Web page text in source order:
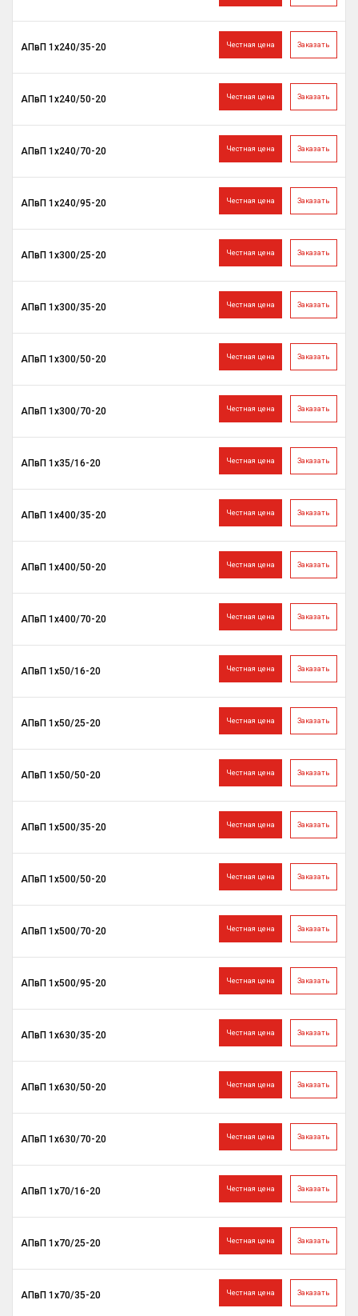
Заказать
Честная цена
АПвП 1х240/35-20
Заказать
Честная цена
АПвП 1х240/50-20
Заказать
Честная цена
АПвП 1х240/70-20
Заказать
Честная цена
АПвП 1х240/95-20
Заказать
Честная цена
АПвП 1х300/25-20
Заказать
Честная цена
АПвП 1х300/35-20
Заказать
Честная цена
АПвП 1х300/50-20
Заказать
Честная цена
АПвП 1х300/70-20
Заказать
Честная цена
АПвП 1х35/16-20
Заказать
Честная цена
АПвП 1х400/35-20
Заказать
Честная цена
АПвП 1х400/50-20
Заказать
Честная цена
АПвП 1х400/70-20
Заказать
Честная цена
АПвП 1х50/16-20
Заказать
Честная цена
АПвП 1х50/25-20
Заказать
Честная цена
АПвП 1х50/50-20
Заказать
Честная цена
АПвП 1х500/35-20
Заказать
Честная цена
АПвП 1х500/50-20
Заказать
Честная цена
АПвП 1х500/70-20
Заказать
Честная цена
АПвП 1х500/95-20
Заказать
Честная цена
АПвП 1х630/35-20
Заказать
Честная цена
АПвП 1х630/50-20
Заказать
Честная цена
АПвП 1х630/70-20
Заказать
Честная цена
АПвП 1х70/16-20
Заказать
Честная цена
АПвП 1х70/25-20
Заказать
Честная цена
АПвП 1х70/35-20